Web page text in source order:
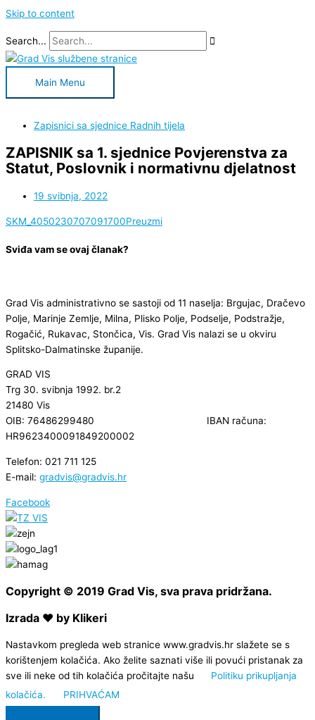
Skip to content
Search...
Main Menu
Zapisnici sa sjednice Radnih tijela​
ZAPISNIK sa 1. sjednice Povjerenstva za
Statut, Poslovnik i normativnu djelatnost
19 svibnja, 2022
SKM_4050230707091700Preuzmi
Sviđa vam se ovaj članak?
Grad Vis administrativno se sastoji od 11 naselja: Brgujac, Dračevo
Polje, Marinje Zemlje, Milna, Plisko Polje, Podselje, Podstražje,
Rogačić, Rukavac, Stončica, Vis. Grad Vis nalazi se u okviru
Splitsko-Dalmatinske županije.
GRAD VIS
Trg 30. svibnja 1992. br.2
21480 Vis
OIB: 76486299480 IBAN računa:
HR9623400091849200002
Telefon: 021 711 125
E-mail: gradvis@gradvis.hr
Facebook
Copyright © 2019 Grad Vis, sva prava pridržana.
Izrada ❤ by Klikeri
Nastavkom pregleda web stranice www.gradvis.hr slažete se s
korištenjem kolačića. Ako želite saznati više ili povući pristanak za
sve ili neke od tih kolačića pročitajte našu
Politiku prikupljanja
kolačića.
PRIHVAĆAM